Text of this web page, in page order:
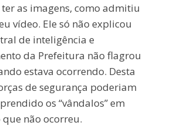
as imagens, como admitiu
vídeo. Ele só não explicou
de inteligência e
da Prefeitura não flagrou
estava ocorrendo. Desta
de segurança poderiam
os “vândalos” em
não ocorreu.